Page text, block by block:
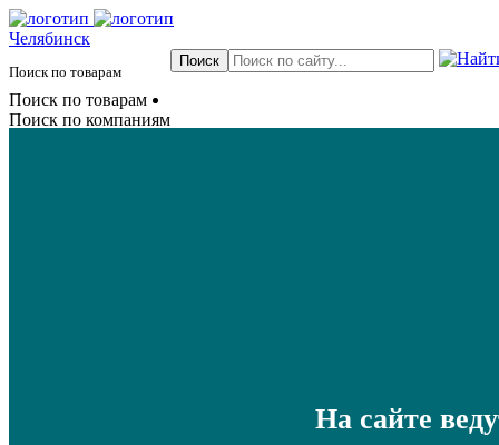
Челябинск
Поиск по товарам
Поиск по товарам
Поиск по компаниям
На сайте